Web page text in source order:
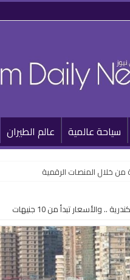
سياحة عالمية عالم الطيران
خلال المنصات الرقمية
تبدأ من 10 جنيهات